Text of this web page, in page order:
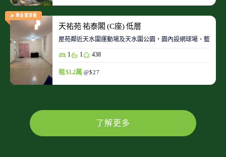
黃金置頂盤
天祐苑 祐泰閣 (C座) 低層
屋苑鄰近天水圍運動場及天水圍公園，園內設網球場、籃球
1 1 438
租 $1.2萬 @$27
了解更多